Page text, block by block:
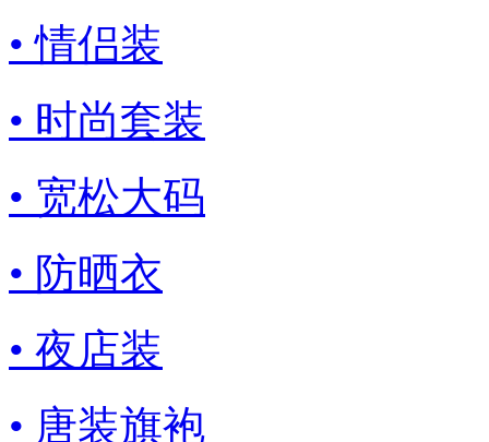
• 情侣装
• 时尚套装
• 宽松大码
• 防晒衣
• 夜店装
• 唐装旗袍